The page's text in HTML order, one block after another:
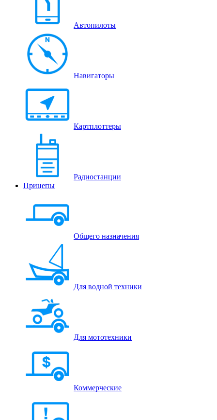
Автопилоты
Навигаторы
Картплоттеры
Радиостанции
Прицепы
Общего назначения
Для водной техники
Для мототехники
Коммерческие